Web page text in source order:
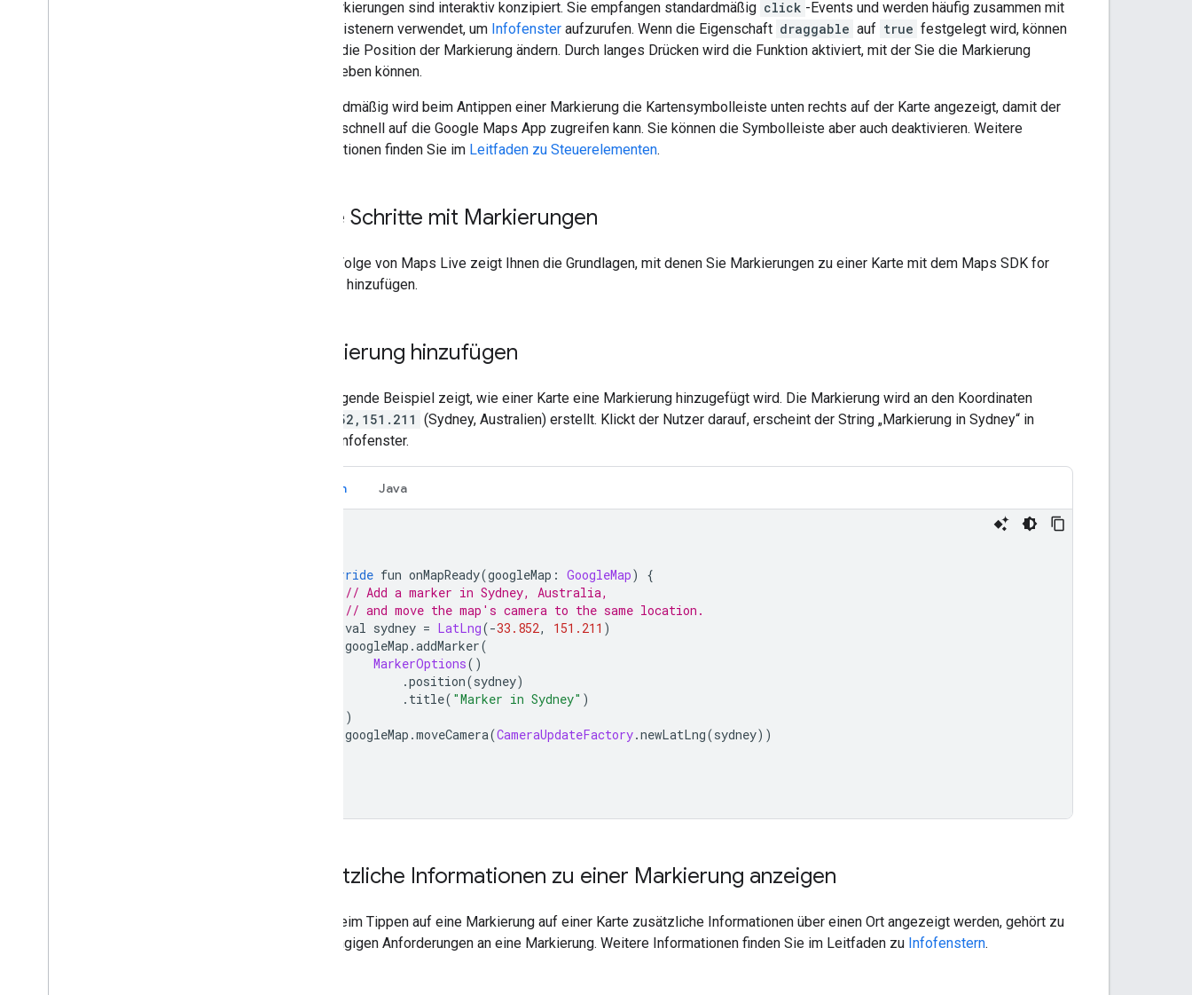
Die Markierungen sind interaktiv konzipiert. Sie empfangen standardmäßig click -Events und werden häufig zusammen mit
Event-Listenern verwendet, um Infofenster aufzurufen. Wenn die Eigenschaft draggable auf true festgelegt wird, können
Nutzer die Position der Markierung ändern. Durch langes Drücken wird die Funktion aktiviert, mit der Sie die Markierung
verschieben können.
Standardmäßig wird beim Antippen einer Markierung die Kartensymbolleiste unten rechts auf der Karte angezeigt, damit der
Nutzer schnell auf die Google Maps App zugreifen kann. Sie können die Symbolleiste aber auch deaktivieren. Weitere
Informationen finden Sie im Leitfaden zu Steuerelementen.
Erste Schritte mit Markierungen
Diese Folge von Maps Live zeigt Ihnen die Grundlagen, mit denen Sie Markierungen zu einer Karte mit dem Maps SDK for
Android hinzufügen.
Markierung hinzufügen
Das folgende Beispiel zeigt, wie einer Karte eine Markierung hinzugefügt wird. Die Markierung wird an den Koordinaten
-33.852,151.211 (Sydney, Australien) erstellt. Klickt der Nutzer darauf, erscheint der String „Markierung in Sydney“ in
einem Infofenster.
Kotlin Java
override fun onMapReady(googleMap : GoogleMap)
{
// Add a marker in Sydney, Australia,
// and move the map's camera to the same location.
val sydney = LatLng(-33.852, 151.211 )
googleMap .addMarker(
MarkerOptions()
.position(sydney)
. title( "Marker in Sydney" )
)
googleMap .moveCamera(CameraUpdateFactory.newLatLng(sydney))
Zusätzliche Informationen zu einer Markierung anzeigen
Dass beim Tippen auf eine Markierung auf einer Karte zusätzliche Informationen über einen Ort angezeigt werden, gehört zu
den gängigen Anforderungen an eine Markierung. Weitere Informationen finden Sie im Leitfaden zu Infofenstern.